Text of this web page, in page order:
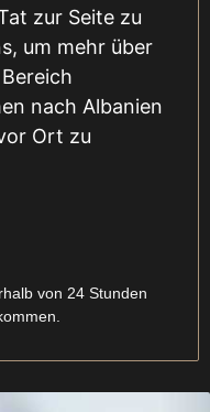
zur Seite zu
um mehr über
nach Albanien
Ort zu
von 24 Stunden